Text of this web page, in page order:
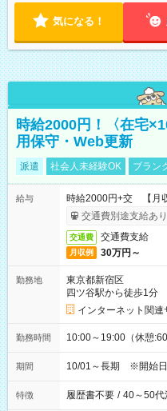
気になる！
時給2000円！〈在宅
用保守・Web更新
派遣 社会人未経験OK ブラン
給与
時給2000円+交 【月
交通費別途支給あり
交通費 交通費支給
月収例 30万円～
勤務地
東京都新宿区
四ツ谷駅から徒歩1分
インターネット関連
勤務時間 10:00～19:00（休憩
期間 10/01～長期 ※開始日
特徴 履歴書不要 / 40～50代